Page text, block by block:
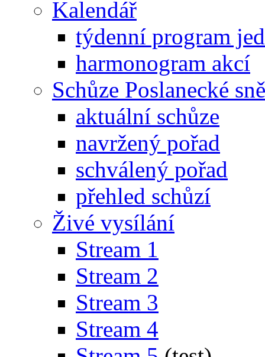
Kalendář
týdenní program
harmonogram akcí
Schůze Poslanecké
aktuální schůze
navržený pořad
schválený pořad
přehled schůzí
Živé vysílání
Stream 1
Stream 2
Stream 3
Stream 4